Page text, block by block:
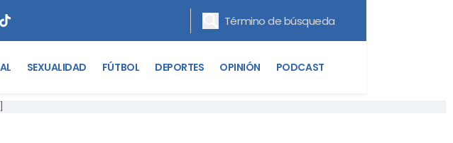
SEXUALIDAD FÚTBOL DEPORTES OPINIÓN PODCAST